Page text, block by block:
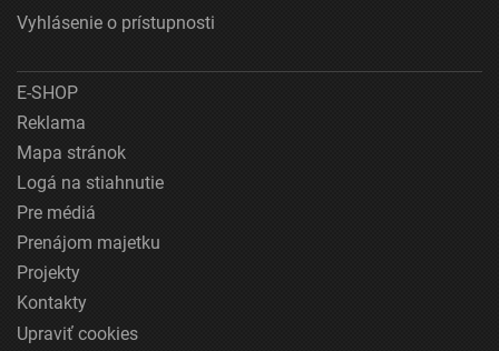
Vyhlásenie o prístupnosti
E-SHOP
Reklama
Mapa stránok
Logá na stiahnutie
Pre médiá
Prenájom majetku
Projekty
Kontakty
Upraviť cookies